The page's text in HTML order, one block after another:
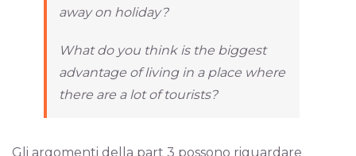
away on holiday?
What do you think is the biggest
advantage of living in a place where
there are a lot of tourists?
Gli argomenti della part 3 possono riguardare